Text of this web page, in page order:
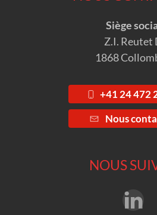
Siège
Z.I. Reutet
1868
+41 24 472
Nous
NOUS